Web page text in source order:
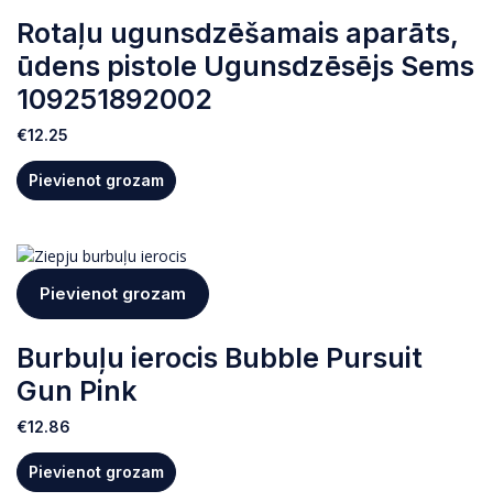
Rotaļu ugunsdzēšamais aparāts,
ūdens pistole Ugunsdzēsējs Sems
109251892002
€12.25
Pievienot grozam
Pievienot grozam
Burbuļu ierocis Bubble Pursuit
Gun Pink
€12.86
Pievienot grozam